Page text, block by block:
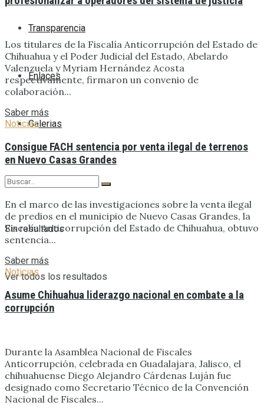
Transparencia
Enlaces
Galerias
Sin resultados
Ver todos los resultados
Los titulares de la Fiscalía Anticorrupción del Estado de
Chihuahua y el Poder Judicial del Estado, Abelardo
Valenzuela y Myriam Hernández Acosta
respectivamente, firmaron un convenio de
colaboración...
Saber más
Noticias
Consigue FACH sentencia por venta ilegal de terrenos
en Nuevo Casas Grandes
En el marco de las investigaciones sobre la venta ilegal
de predios en el municipio de Nuevo Casas Grandes, la
Fiscalía Anticorrupción del Estado de Chihuahua, obtuvo
sentencia...
Saber más
Noticias
Asume Chihuahua liderazgo nacional en combate a la
corrupción
Durante la Asamblea Nacional de Fiscales
Anticorrupción, celebrada en Guadalajara, Jalisco, el
chihuahuense Diego Alejandro Cárdenas Luján fue
designado como Secretario Técnico de la Convención
Nacional de Fiscales...